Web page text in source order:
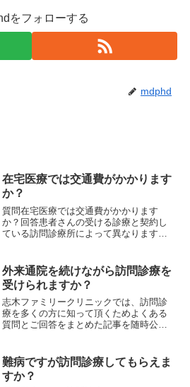
をフォローする
mdphd
在宅医療では交通費がかかります
か？
質問在宅医療では交通費がかかります
か？回答患者さんの受ける診療と契約し
ている訪問診療所によって異なります。
場合などに患者さんやそのご家族の要望
により臨時で行う「往診」か...
外来通院を続けながら訪問診療を
受けられますか？
志木ファミリークリニックでは、訪問診
療を多くの方に知って頂くためよくある
質問とご回答をまとめた記事を随時公開
です。いろいろなケースがあります。以
下は一例です。 精神科...
難病ですが訪問診療してもらえま
すか？